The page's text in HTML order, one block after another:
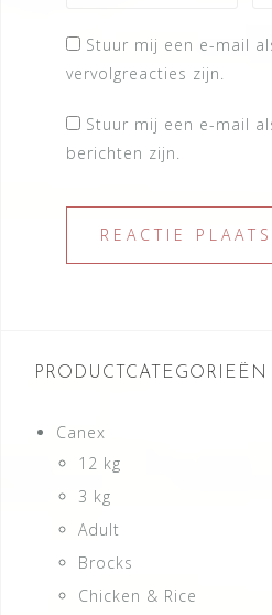
Stuur mij een e-mail
vervolgreacties zijn.
Stuur mij een e-mail
berichten zijn.
PRODUCTCATEGORIEËN
Canex
12 kg
3 kg
Adult
Brocks
Chicken & Rice